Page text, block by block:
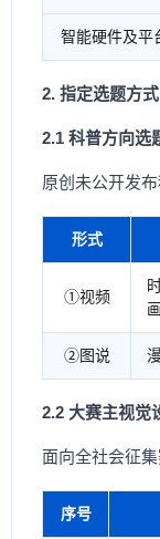
智能硬件及平
2. 指定选题方式
2.1 科普方向选
原创未公开发
形式
①视频
②图说
2.2 大赛主视觉
面向全社会征
序号